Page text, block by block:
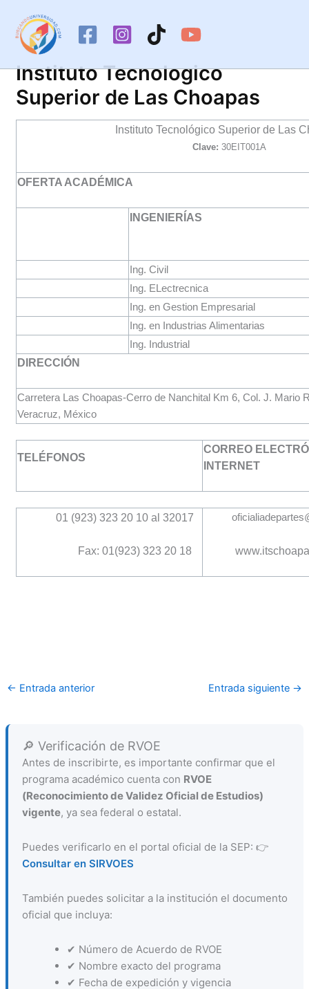
contenido
Instituto Tecnologico
Superior de Las Choapas
Instituto Tecnológico Superior de Las
Clave:30EIT001A
OFERTA ACADÉMICA
INGENIERÍAS
Ing. Civil
Ing. ELectrecnica
Ing. en Gestion Empresarial
Ing. en Industrias Alimentarias
Ing. Industrial
DIRECCIÓN
Carretera Las Choapas-Cerro de Nanchital Km 6, Col. J. Mario
Veracruz, México
TELÉFONOS
CORREO
INTERNET
01 (923) 323 20 10 al 32017
Fax: 01(923) 323 20 18
← Entrada anterior Entrada siguiente →
🔎 Verificación de RVOE
Antes de inscribirte, es importante confirmar que el
programa académico cuenta con RVOE
(Reconocimiento de Validez Oficial de Estudios)
vigente, ya sea federal o estatal.
Puedes verificarlo en el portal oficial de la SEP: 👉
Consultar en SIRVOES
También puedes solicitar a la institución el documento
oficial que incluya:
✔ Número de Acuerdo de RVOE
✔ Nombre exacto del programa
✔ Fecha de expedición y vigencia